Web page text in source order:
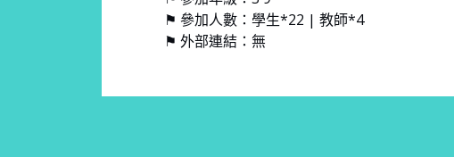
⚑ 參加人數：學生*22 | 教師*4
⚑ 外部連結：無